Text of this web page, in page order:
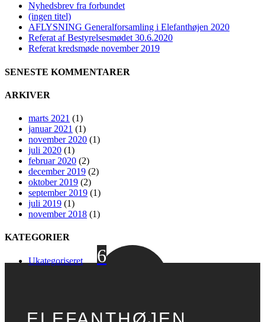
Nyhedsbrev fra forbundet
(ingen titel)
AFLYSNING Generalforsamling i Elefanthøjen 2020
Referat af Bestyrelsesmødet 30.6.2020
Referat kredsmøde november 2019
SENESTE KOMMENTARER
ARKIVER
marts 2021 (1)
januar 2021 (1)
november 2020 (1)
juli 2020 (1)
februar 2020 (2)
december 2019 (2)
oktober 2019 (2)
september 2019 (1)
juli 2019 (1)
november 2018 (1)
KATEGORIER
Ukategoriseret 6